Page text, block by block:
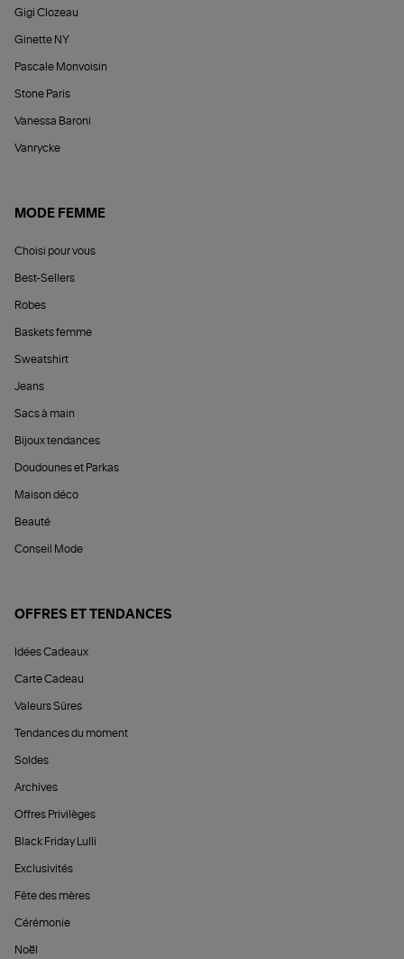
Gigi Clozeau
Ginette NY
Pascale Monvoisin
Stone Paris
Vanessa Baroni
Vanrycke
MODE FEMME
Choisi pour vous
Best-Sellers
Robes
Baskets femme
Sweatshirt
Jeans
Sacs à main
Bijoux tendances
Doudounes et Parkas
Maison déco
Beauté
Conseil Mode
OFFRES ET TENDANCES
Idées Cadeaux
Carte Cadeau
Valeurs Sûres
Tendances du moment
Soldes
Archives
Offres Privilèges
Black Friday Lulli
Exclusivités
Fête des mères
Cérémonie
Noël